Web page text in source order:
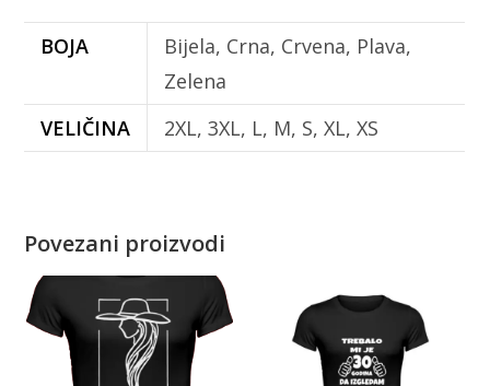
BOJA
Bijela, Crna, Crvena, Plava,
Zelena
VELIČINA
2XL, 3XL, L, M, S, XL, XS
Povezani proizvodi